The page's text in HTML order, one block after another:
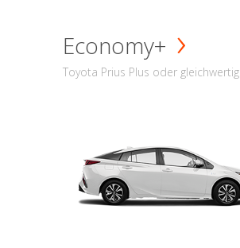
Economy+
Toyota Prius Plus oder gleichwertig